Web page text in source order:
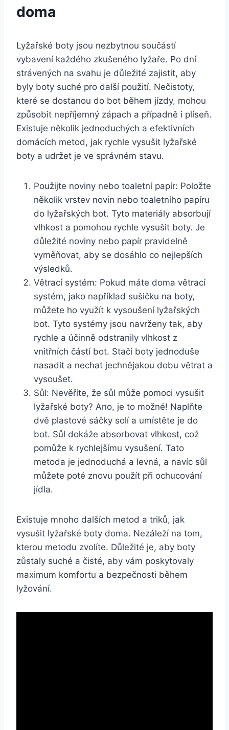
doma
Lyžařské boty‌ jsou nezbytnou součástí
⁢vybavení každého ‌zkušeného lyžaře. Po dní
strávených na svahu ⁢je důležité zajistit,‌ aby​
byly boty suché pro ‌další použití.⁤ Nečistoty,
které se dostanou do bot ⁤během jízdy, mohou
způsobit nepříjemný zápach‍ a případně i plíseň.
Existuje několik jednoduchých a ⁤efektivních
domácích‍ metod, jak rychle⁣ vysušit lyžařské
boty a‍ udržet je ve správném stavu.
Použijte ‌noviny nebo toaletní papír: Položte
několik ⁣vrstev novin nebo toaletního papíru
do lyžařských bot.⁣ Tyto materiály absorbují​
vlhkost a ⁤pomohou rychle‍ vysušit⁣ boty. Je
důležité noviny nebo papír pravidelně ​
vyměňovat, aby ⁤se dosáhlo co nejlepších
⁤výsledků.
Větrací systém: Pokud‌ máte ⁤doma větrací
systém, ⁣jako například ​sušičku na boty,
můžete ho ⁢využít k ⁢vysoušení lyžařských​
bot. Tyto systémy jsou navrženy tak, aby
rychle a účinně odstranily vlhkost z
vnitřních částí bot. Stačí⁤ boty jednoduše
nasadit a nechat jechnějakou dobu ​větrat a
vysoušet.
Sůl: Nevěříte, že sůl může pomoci ⁣vysušit
lyžařské boty? Ano,​ je to možné! ‌Naplňte
dvě plastové sáčky​ solí ⁣a ‍umístěte je do
bot.‌ Sůl dokáže absorbovat vlhkost, ⁤což
⁢pomůže k ⁤rychlejšímu ‍vysušení. ⁣Tato
metoda ‍je jednoduchá​ a levná, a navíc sůl
můžete‍ poté znovu použít‍ při ochucování
jídla.
Existuje mnoho dalších metod a⁢ triků, jak
vysušit lyžařské boty ⁣doma. Nezáleží na tom,
kterou‌ metodu ‌zvolíte. Důležité je, aby boty⁤
zůstaly suché ‌a ‌čisté, aby vám​ poskytovaly
maximum komfortu a bezpečnosti během
lyžování.